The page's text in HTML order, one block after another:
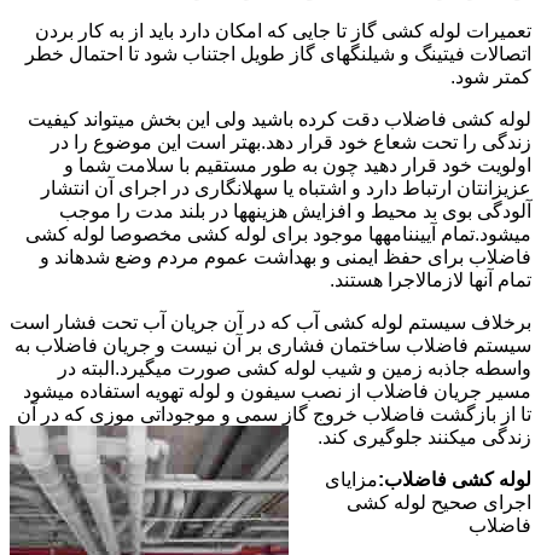
تعمیرات لوله کشی گاز تا جایی که امکان دارد باید از به کار بردن
اتصالات فیتینگ و شیلنگهای گاز طویل اجتناب شود تا احتمال خطر
کمتر شود.
لوله کشی فاضلاب دقت کرده باشید ولی این بخش میتواند کیفیت
زندگی را تحت شعاع خود قرار دهد.بهتر است این موضوع را در
اولویت خود قرار دهید چون به طور مستقیم با سلامت شما و
عزیزانتان ارتباط دارد و اشتباه یا سهلانگاری در اجرای آن انتشار
آلودگی بوی بد محیط و افزایش هزینهها در بلند مدت را موجب
میشود.تمام آییننامهها موجود برای لوله کشی مخصوصا لوله کشی
فاضلاب برای حفظ ایمنی و بهداشت عموم مردم وضع شدهاند و
تمام آنها لازمالاجرا هستند.
برخلاف سیستم لوله کشی آب که در آن جریان آب تحت فشار است
سیستم فاضلاب ساختمان فشاری بر آن نیست و جریان فاضلاب به
واسطه جاذبه زمین و شیب لوله کشی صورت میگیرد.البته در
مسیر جریان فاضلاب از نصب سیفون و لوله تهویه استفاده میشود
تا از بازگشت فاضلاب خروج گاز سمی و موجوداتی موزی که در آن
زندگی میکنند جلوگیری کند.
لوله کشی فاضلاب:مزایای
اجرای صحیح لوله کشی
فاضلاب